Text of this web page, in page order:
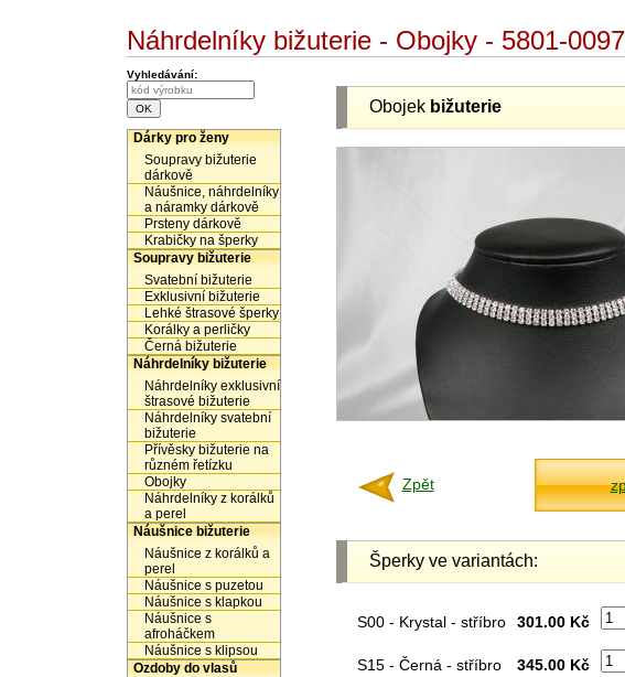
Náhrdelníky bižuterie - Obojky - 5801-0097
Vyhledávání:
Dárky pro ženy
Soupravy bižuterie
dárkově
Náušnice, náhrdelníky
a náramky dárkově
Prsteny dárkově
Krabičky na šperky
Soupravy bižuterie
Svatební bižuterie
Exklusivní bižuterie
Lehké štrasové šperky
Korálky a perličky
Černá bižuterie
Náhrdelníky bižuterie
Náhrdelníky exklusivní
štrasové bižuterie
Náhrdelníky svatební
bižuterie
Přívěsky bižuterie na
různém řetízku
Obojky
Náhrdelníky z korálků
a perel
Náušnice bižuterie
Náušnice z korálků a
perel
Náušnice s puzetou
Náušnice s klapkou
Náušnice s
afroháčkem
Náušnice s klipsou
Ozdoby do vlasů
Obojek bižuterie
Zpět
Šperky ve variantách:
S00 - Krystal - stříbro 301.00 Kč
S15 - Černá - stříbro 345.00 Kč